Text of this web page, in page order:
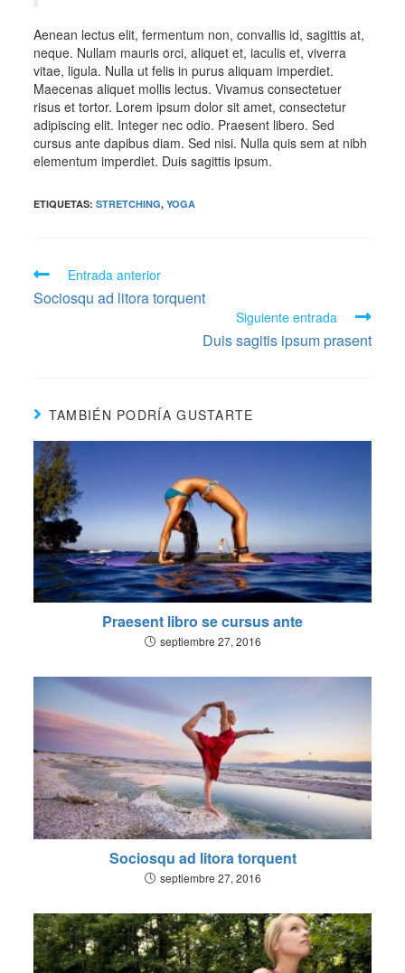
Aenean lectus elit, fermentum non, convallis id, sagittis at,
neque. Nullam mauris orci, aliquet et, iaculis et, viverra
vitae, ligula. Nulla ut felis in purus aliquam imperdiet.
Maecenas aliquet mollis lectus. Vivamus consectetuer
risus et tortor. Lorem ipsum dolor sit amet, consectetur
adipiscing elit. Integer nec odio. Praesent libero. Sed
cursus ante dapibus diam. Sed nisi. Nulla quis sem at nibh
elementum imperdiet. Duis sagittis ipsum.
ETIQUETAS:STRETCHING, YOGA
Leer
artículos
Entrada anterior
Sociosqu ad litora torquent
Siguiente entrada
Duis sagitis ipsum prasent
TAMBIÉN PODRÍA GUSTARTE
Praesent libro se cursus ante
septiembre 27, 2016
Sociosqu ad litora torquent
septiembre 27, 2016